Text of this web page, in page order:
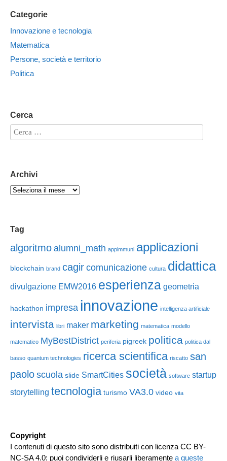
Categorie
Innovazione e tecnologia
Matematica
Persone, società e territorio
Politica
Cerca
Archivi
Tag
algoritmo alumni_math appimmuni applicazioni
blockchain brand cagir comunicazione cultura didattica
divulgazione EMW2016 esperienza geometria
hackathon impresa innovazione intelligenza artificiale
intervista libri maker marketing matematica modello
matematico MyBestDistrict periferia pigreek politica politica dal
basso quantum technologies ricerca scientifica riscatto san
paolo scuola slide SmartCities società software startup
storytelling tecnologia turismo VA3.0 video vita
Copyright
I contenuti di questo sito sono distribuiti con licenza CC BY-
NC-SA 4.0: puoi condividerli e riusarli liberamente a queste